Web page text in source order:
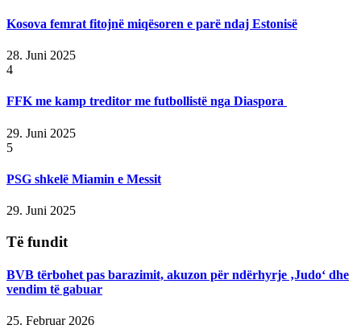
Kosova femrat fitojnë miqësoren e parë ndaj Estonisë
28. Juni 2025
4
FFK me kamp treditor me futbollistë nga Diaspora
29. Juni 2025
5
PSG shkelë Miamin e Messit
29. Juni 2025
Të fundit
BVB tërbohet pas barazimit, akuzon për ndërhyrje ‚Judo‘ dhe
vendim të gabuar
25. Februar 2026